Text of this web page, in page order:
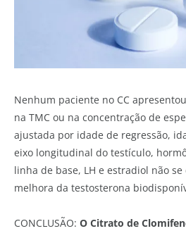
Nenhum paciente no CC
na TMC ou na concentração de
ajustada por idade de regressão,
eixo longitudinal do testículo,
linha de base, LH e estradiol não
melhora da testosterona
CONCLUSÃO: O Citrato de